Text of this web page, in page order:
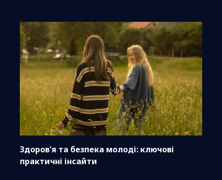
Здоров'я та безпека молоді: ключові
практичні інсайти